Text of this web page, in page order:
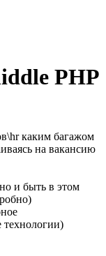
PHP
каким багажом
на вакансию
и быть в этом